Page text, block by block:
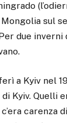
sul
due inverni
a Kyiv nel
Kyiv.
carenza